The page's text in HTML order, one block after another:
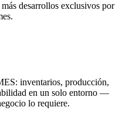
desarrollos exclusivos por
inventarios, producción,
en un solo entorno —
lo requiere.